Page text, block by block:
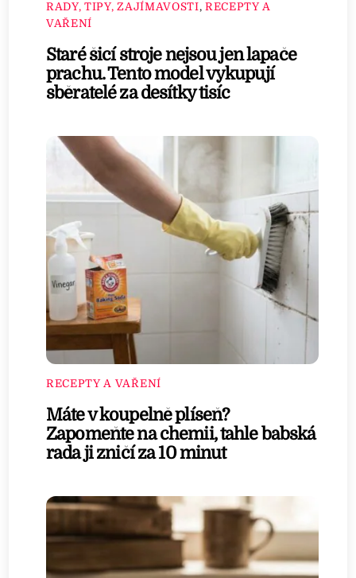
RADY, TIPY, ZAJÍMAVOSTI, RECEPTY A
VAŘENÍ
Staré šicí stroje nejsou jen lapače
prachu. Tento model vykupují
sběratelé za desítky tisíc
RECEPTY A VAŘENÍ
Máte v koupelně plíseň?
Zapomeňte na chemii, tahle babská
rada ji zničí za 10 minut